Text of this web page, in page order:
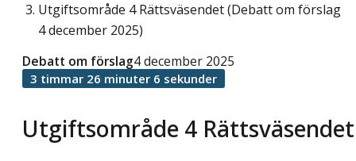
Utgiftsområde 4 Rättsväsendet (Debatt om förslag
4 december 2025)
Utgiftsområde 4 Rättsväsendet
Debatt om förslag4 december 2025
3 timmar 26 minuter 6 sekunder